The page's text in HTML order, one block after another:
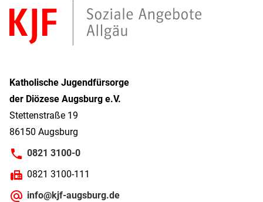
Katholische Jugendfürsorge
der Diözese Augsburg e.V.
Stettenstraße 19
86150 Augsburg
0821 3100-0
0821 3100-111
info@kjf-augsburg.de